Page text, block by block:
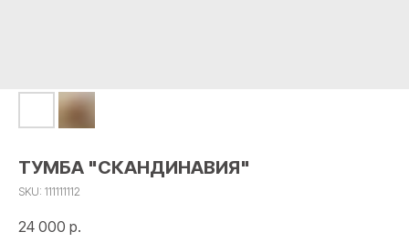
ТУМБА "СКАНДИНАВИЯ"
SKU: 111111112
24 000 р.